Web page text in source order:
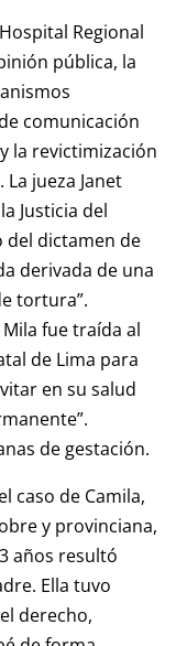
Regional
pública, la
comunicación
la revictimización
jueza Janet
Justicia del
del dictamen de
derivada de una
tortura”.
fue traída al
de Lima para
en su salud
de gestación.
caso de Camila,
y provinciana,
años resultó
Ella tuvo
derecho,